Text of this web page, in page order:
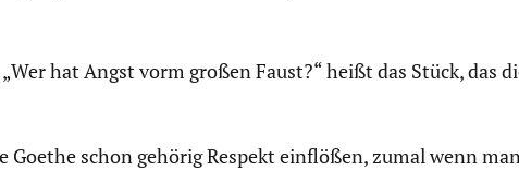
hat Angst vorm großen Faust?“ heißt das Stück, das
schon gehörig Respekt einflößen, zumal wenn